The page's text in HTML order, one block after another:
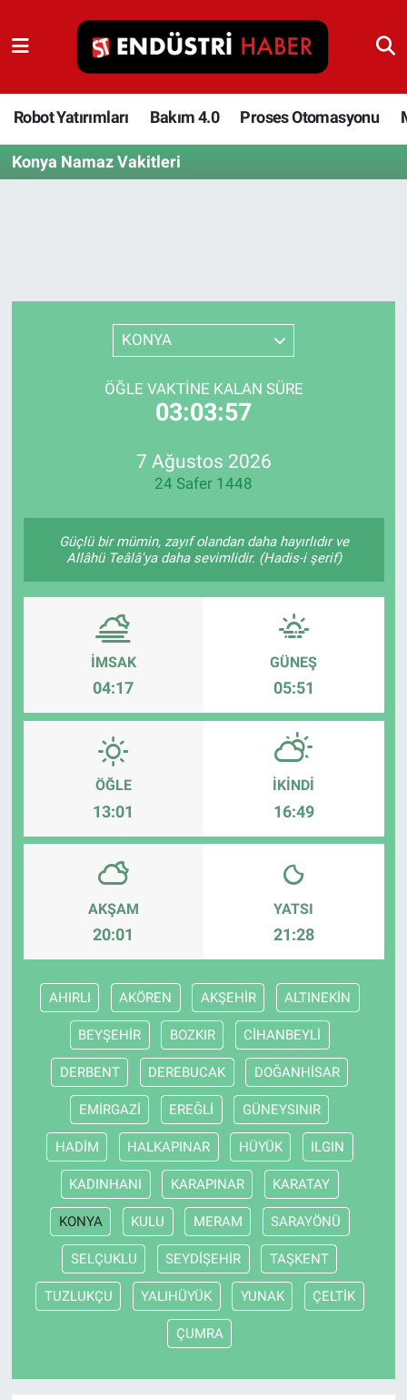
Robot Yatırımları Bakım 4.0 Proses Otomasyonu
Konya Namaz Vakitleri
KONYA
ÖĞLE VAKTINE KALAN SÜRE
03:03:57
7 Ağustos 2026
24 Safer 1448
Güçlü bir mümin, zayıf olandan daha hayırlıdır ve
Allâhü Teâlâ'ya daha sevimlidir. (Hadis-i şerif)
İMSAK
04:17
GÜNEŞ
05:51
ÖĞLE
13:01
İKINDI
16:49
AKŞAM
20:01
YATSI
21:28
AHIRLI AKÖREN AKŞEHİR ALTINEKİN
BEYŞEHİR BOZKIR CİHANBEYLİ
DERBENT DEREBUCAK DOĞANHİSAR
EMİRGAZİ EREĞLİ GÜNEYSINIR
HADİM HALKAPINAR HÜYÜK ILGIN
KADINHANI KARAPINAR KARATAY
KONYA KULU MERAM SARAYÖNÜ
SELÇUKLU SEYDİŞEHİR TAŞKENT
TUZLUKÇU YALIHÜYÜK YUNAK ÇELTİK
ÇUMRA
Robot Yatırımları
Bakım 4.0
Proses Otomasyonu
Depolama Çözümleri
İnşaat ve Malzeme
HaberOrtak
Enerjisini Üreten Fabrikalar
Endüstri 4.0 Uygulamaları
Ağır Sanayi Çözümleri